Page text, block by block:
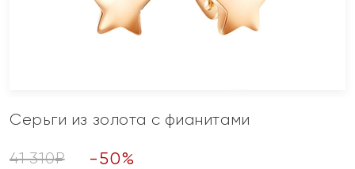
Серьги из золота с фианитами
41 310₽ -50%